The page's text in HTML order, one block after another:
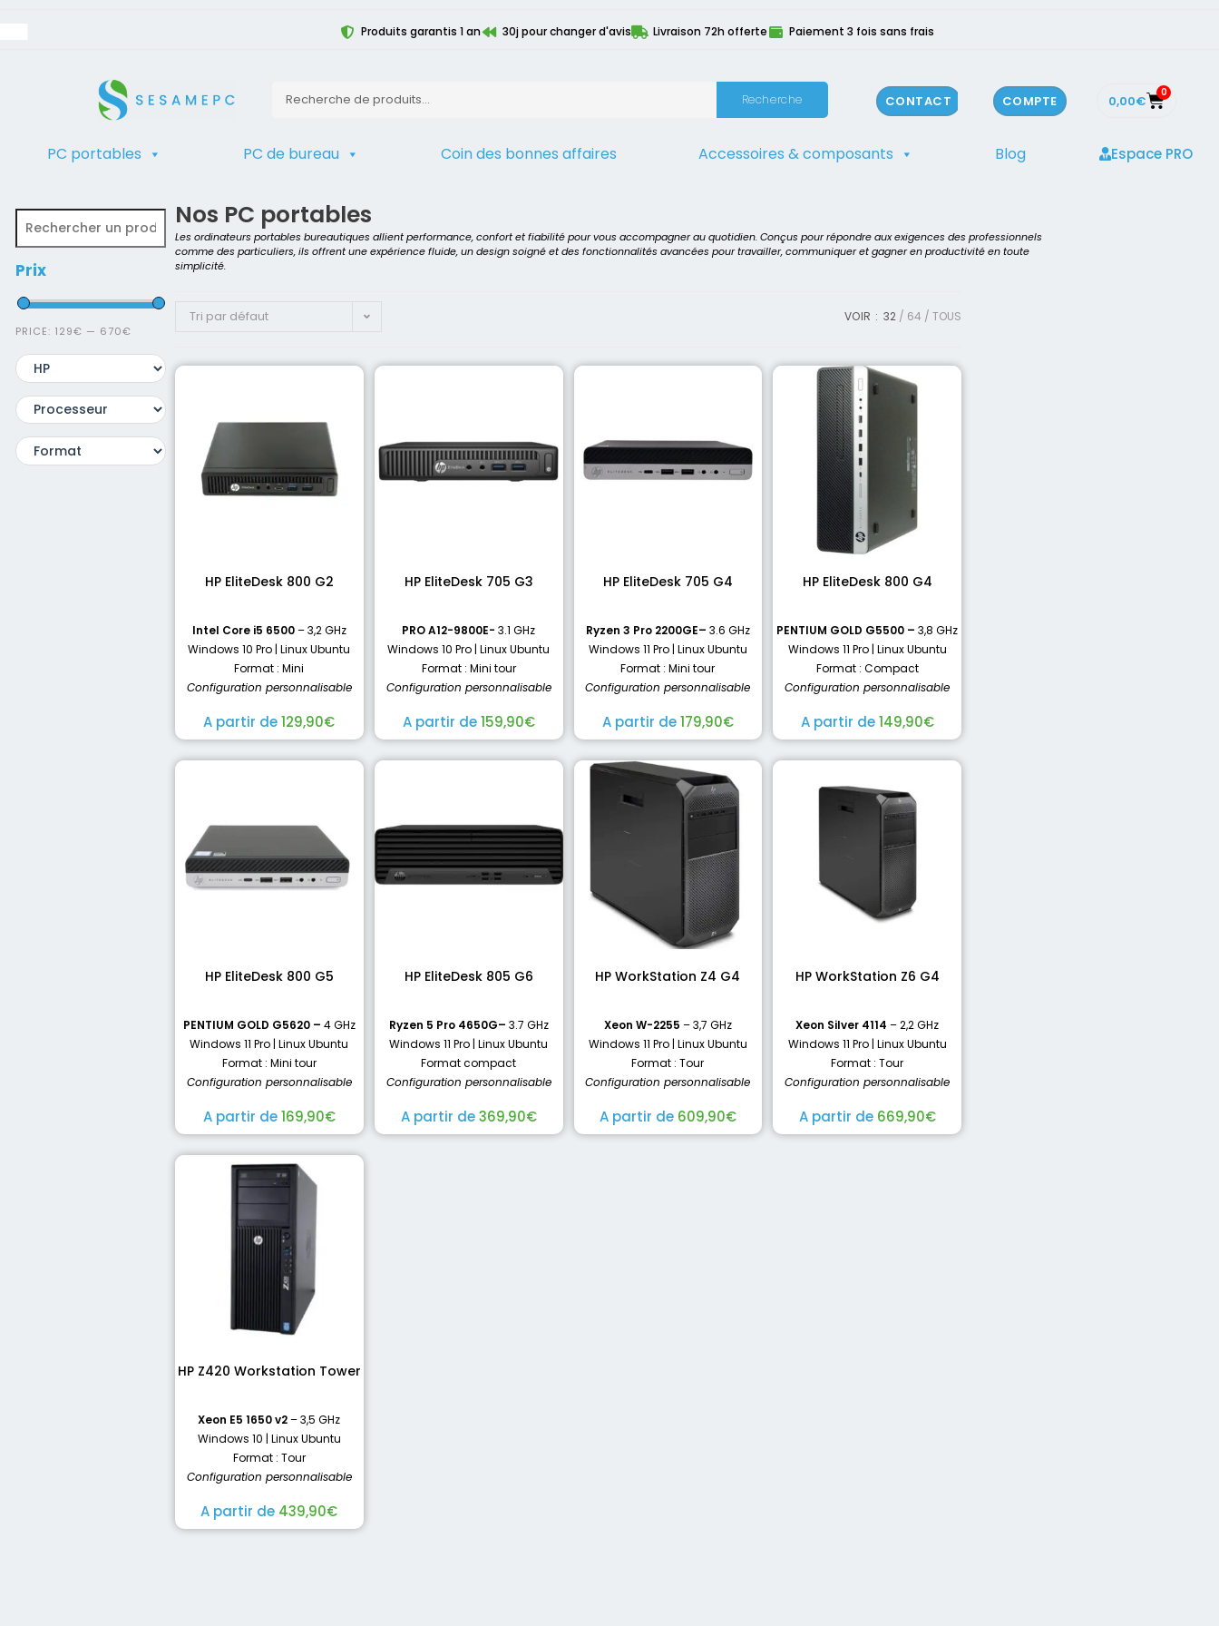
Produits garantis 1 an 30j pour changer d'avis Livraison 72h offerte Paiement 3 fois sans frais
Recherche CONTACT COMPTE 0,00€ 0
PC portables PC de bureau Coin des bonnes affaires Accessoires & composants Blog
Espace PRO
Prix
PRICE: 129€ — 670€
Nos PC portables
Les ordinateurs portables bureautiques allient performance, confort et fiabilité pour vous accompagner au quotidien. Conçus pour répondre aux exigences des professionnels
comme des particuliers, ils offrent une expérience fluide, un design soigné et des fonctionnalités avancées pour travailler, communiquer et gagner en productivité en toute
simplicité.
Tri par défaut VOIR : 32 64 TOUS
HP EliteDesk 800 G2
Intel Core i5 6500– 3,2 GHz
Windows 10 Pro | Linux Ubuntu
Format : Mini
Configuration personnalisable
A partir de129,90€
HP EliteDesk 705 G3
PRO A12-9800E- 3.1 GHz
Windows 10 Pro | Linux Ubuntu
Format : Mini tour
Configuration personnalisable
A partir de159,90€
HP EliteDesk 705 G4
Ryzen 3 Pro 2200GE– 3.6 GHz
Windows 11 Pro | Linux Ubuntu
Format : Mini tour
Configuration personnalisable
A partir de179,90€
HP EliteDesk 800 G4
PENTIUM GOLD G5500 – 3,8 GHz
Windows 11 Pro | Linux Ubuntu
Format : Compact
Configuration personnalisable
A partir de149,90€
HP EliteDesk 800 G5
PENTIUM GOLD G5620 – 4 GHz
Windows 11 Pro | Linux Ubuntu
Format : Mini tour
Configuration personnalisable
A partir de169,90€
HP EliteDesk 805 G6
Ryzen 5 Pro 4650G– 3.7 GHz
Windows 11 Pro | Linux Ubuntu
Format compact
Configuration personnalisable
A partir de369,90€
HP WorkStation Z4 G4
Xeon W-2255 – 3,7 GHz
Windows 11 Pro | Linux Ubuntu
Format : Tour
Configuration personnalisable
A partir de 609,90€
HP WorkStation Z6 G4
Xeon Silver 4114 – 2,2 GHz
Windows 11 Pro | Linux Ubuntu
Format : Tour
Configuration personnalisable
A partir de 669,90€
HP Z420 Workstation Tower
Xeon E5 1650 v2– 3,5 GHz
Windows 10 | Linux Ubuntu
Format : Tour
Configuration personnalisable
A partir de 439,90€